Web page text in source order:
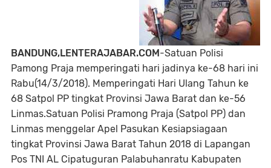
BANDUNG,LENTERAJABAR.COM-Satuan Polisi
Pamong Praja memperingati hari jadinya ke-68 hari ini
Rabu(14/3/2018). Memperingati Hari Ulang Tahun ke
68 Satpol PP tingkat Provinsi Jawa Barat dan ke-56
Linmas.Satuan Polisi Pramong Praja (Satpol PP) dan
Linmas menggelar Apel Pasukan Kesiapsiagaan
tingkat Provinsi Jawa Barat Tahun 2018 di Lapangan
Pos TNI AL Cipatuguran Palabuhanratu Kabupaten